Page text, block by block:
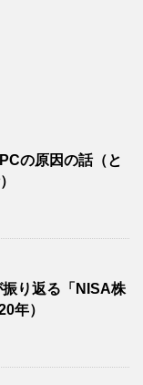
の原因の話（と
り返る「NISA株
年）